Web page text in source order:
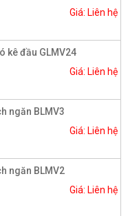
Giá: Liên hệ
kê đầu GLMV24
Giá: Liên hệ
ngăn BLMV3
Giá: Liên hệ
ngăn BLMV2
Giá: Liên hệ